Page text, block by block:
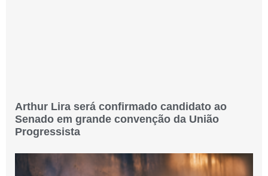
Arthur Lira será confirmado candidato ao
Senado em grande convenção da União
Progressista